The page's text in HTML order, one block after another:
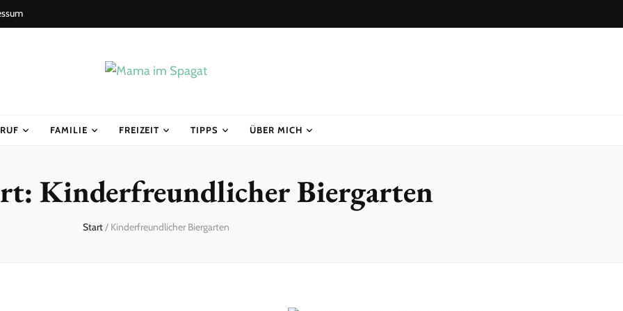
FAMILIE FREIZEIT TIPPS ÜBER MICH
Kinderfreundlicher Biergarten
Start/ Kinderfreundlicher Biergarten